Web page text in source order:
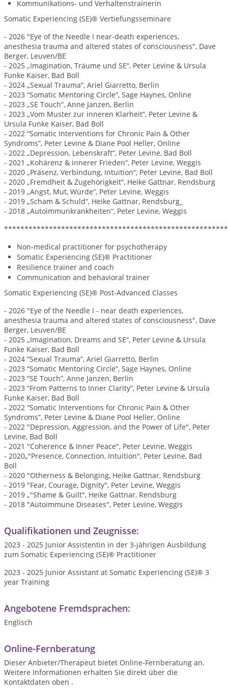
Kommunikations- und Verhaltenstrainerin
Somatic Experiencing (SE)® Vertiefungsseminare
- 2026 "Eye of the Needle I near-death experiences,
anesthesia trauma and altered states of consciousness", Dave
Berger, Leuven/BE
- 2025 „Imagination, Träume und SE“, Peter Levine & Ursula
Funke Kaiser, Bad Boll
- 2024 „Sexual Trauma“, Ariel Giarretto, Berlin
- 2023 “Somatic Mentoring Circle”, Sage Haynes, Online
- 2023 „SE Touch“, Anne Janzen, Berlin
- 2023 „Vom Muster zur inneren Klarheit“, Peter Levine &
Ursula Funke Kaiser, Bad Boll
- 2022 “Somatic Interventions for Chronic Pain & Other
Syndroms”, Peter Levine & Diane Pool Heller, Online
- 2022 „Depression, Lebenskraft“, Peter Levine, Bad Boll
- 2021 „Kohärenz & innerer Frieden“, Peter Levine, Weggis
- 2020 „Präsenz, Verbindung, Intuition“, Peter Levine, Bad Boll
- 2020 „Fremdheit & Zugehörigkeit“, Heike Gattnar, Rendsburg
- 2019 „Angst, Mut, Würde“, Peter Levine, Weggis
- 2019 „Scham & Schuld“, Heike Gattnar, Rendsburg_
- 2018 „Autoimmunkrankheiten“, Peter Levine, Weggis
Non-medical practitioner for psychotherapy
Somatic Experiencing (SE)® Practitioner
Resilience trainer and coach
Communication and behavioral trainer
Somatic Experiencing (SE)® Post-Advanced Classes
- 2026 "Eye of the Needle I - near death experiences,
anesthesia trauma and altered states of consciousness", Dave
Berger, Leuven/BE
- 2025 „Imagination, Dreams and SE“, Peter Levine & Ursula
Funke Kaiser, Bad Boll
- 2024 “Sexual Trauma”, Ariel Giarretto, Berlin
- 2023 “Somatic Mentoring Circle”, Sage Haynes, Online
- 2023 “SE Touch”, Anne Janzen, Berlin
- 2023 “From Patterns to Inner Clarity”, Peter Levine & Ursula
Funke Kaiser, Bad Boll
- 2022 “Somatic Interventions for Chronic Pain & Other
Syndroms”, Peter Levine & Diane Pool Heller, Online
- 2022 "Depression, Aggression, and the Power of Life", Peter
Levine, Bad Boll
- 2021 "Coherence & Inner Peace", Peter Levine, Weggis
- 2020„"Presence, Connection, Intuition", Peter Levine, Bad
Boll
- 2020 "Otherness & Belonging, Heike Gattnar, Rendsburg
- 2019 "Fear, Courage, Dignity", Peter Levine, Weggis
- 2019 „"Shame & Guilt", Heike Gattnar, Rendsburg
- 2018 "Autoimmune Diseases", Peter Levine, Weggis
Qualifikationen und Zeugnisse:
2023 - 2025 Junior Assistentin in der 3-jährigen Ausbildung
zum Somatic Experiencing (SE)® Practitioner
2023 - 2025 Junior Assistant at Somatic Experiencing (SE)® 3
year Training
Angebotene Fremdsprachen:
Englisch
Online-Fernberatung
Dieser Anbieter/Therapeut bietet Online-Fernberatung an.
Weitere Informationen erhalten Sie direkt über die
Kontaktdaten oben .